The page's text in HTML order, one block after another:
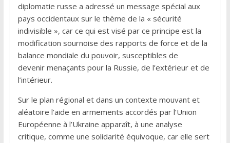
diplomatie russe a adressé un message spécial aux
pays occidentaux sur le thème de la « sécurité
indivisible », car ce qui est visé par ce principe est la
modification sournoise des rapports de force et de la
balance mondiale du pouvoir, susceptibles de
devenir menaçants pour la Russie, de l’extérieur et de
l’intérieur.
Sur le plan régional et dans un contexte mouvant et
aléatoire l’aide en armements accordés par l’Union
Européenne à l’Ukraine apparaît, à une analyse
critique, comme une solidarité équivoque, car elle sert